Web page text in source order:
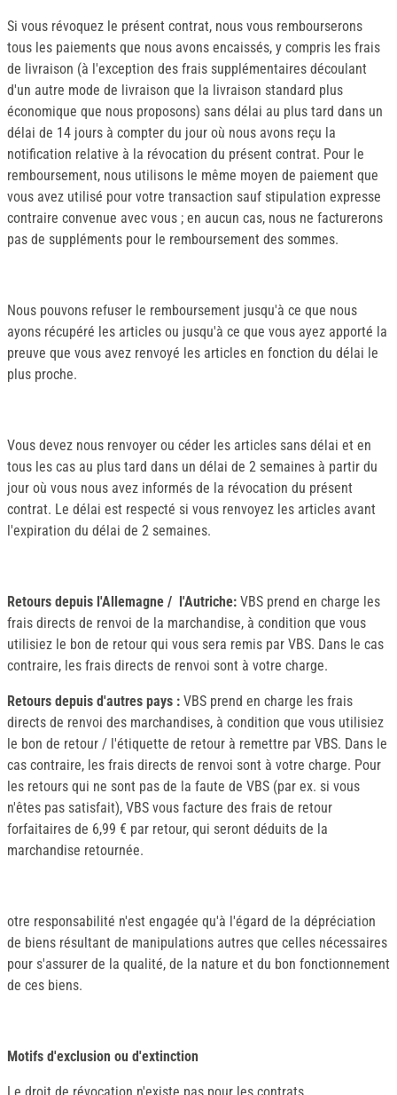
Si vous révoquez le présent contrat, nous vous rembourserons
tous les paiements que nous avons encaissés, y compris les frais
de livraison (à l'exception des frais supplémentaires découlant
d'un autre mode de livraison que la livraison standard plus
économique que nous proposons) sans délai au plus tard dans un
délai de 14 jours à compter du jour où nous avons reçu la
notification relative à la révocation du présent contrat. Pour le
remboursement, nous utilisons le même moyen de paiement que
vous avez utilisé pour votre transaction sauf stipulation expresse
contraire convenue avec vous ; en aucun cas, nous ne facturerons
pas de suppléments pour le remboursement des sommes.
Nous pouvons refuser le remboursement jusqu'à ce que nous
ayons récupéré les articles ou jusqu'à ce que vous ayez apporté la
preuve que vous avez renvoyé les articles en fonction du délai le
plus proche.
Vous devez nous renvoyer ou céder les articles sans délai et en
tous les cas au plus tard dans un délai de 2 semaines à partir du
jour où vous nous avez informés de la révocation du présent
contrat. Le délai est respecté si vous renvoyez les articles avant
l'expiration du délai de 2 semaines.
Retours depuis l'Allemagne / l'Autriche: VBS prend en charge les
frais directs de renvoi de la marchandise, à condition que vous
utilisiez le bon de retour qui vous sera remis par VBS. Dans le cas
contraire, les frais directs de renvoi sont à votre charge.
Retours depuis d'autres pays : VBS prend en charge les frais
directs de renvoi des marchandises, à condition que vous utilisiez
le bon de retour / l'étiquette de retour à remettre par VBS. Dans le
cas contraire, les frais directs de renvoi sont à votre charge. Pour
les retours qui ne sont pas de la faute de VBS (par ex. si vous
n'êtes pas satisfait), VBS vous facture des frais de retour
forfaitaires de 6,99 € par retour, qui seront déduits de la
marchandise retournée.
otre responsabilité n'est engagée qu'à l'égard de la dépréciation
de biens résultant de manipulations autres que celles nécessaires
pour s'assurer de la qualité, de la nature et du bon fonctionnement
de ces biens.
Motifs d'exclusion ou d'extinction